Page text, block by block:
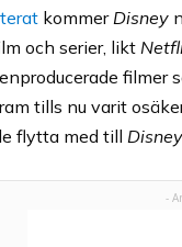
kommerDisney
och serier, likt
filmer
tills nu varit
flytta med till